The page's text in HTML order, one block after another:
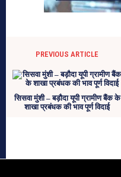
PREVIOUS ARTICLE
सिसवा मुंशी – बड़ौदा यूपी ग्रामीण बैंक के
शाखा प्रबंधक की भाव पूर्ण विदाई